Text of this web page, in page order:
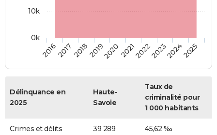
2016201720182019202020212022202320242025
0k
10k
Délinquance en
2025
Haute-
Savoie
Taux de
criminalité pour
1 000 habitants
Crimes et délits 39 289 45,62 ‰